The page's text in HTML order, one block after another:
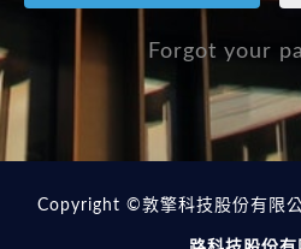
Forgot your
Copyright ©敦擎科技股份有限